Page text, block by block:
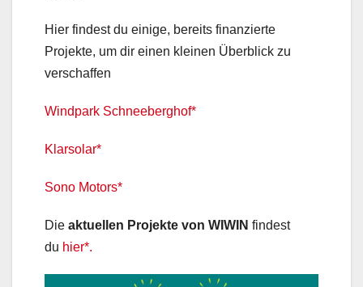
Hier findest du einige, bereits finanzierte
Projekte, um dir einen kleinen Überblick zu
verschaffen
Windpark Schneeberghof*
Klarsolar*
Sono Motors*
Die aktuellen Projekte von WIWIN findest
du hier*.